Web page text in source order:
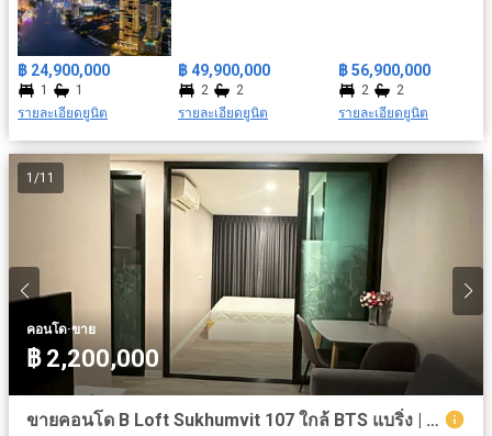
฿ 24,900,000
1
1
รายละเอียดยูนิต
฿ 49,900,000
2
2
รายละเอียดยูนิต
฿ 56,900,000
2
2
รายละเอียดยูนิต
1 /11
คอนโด·ขาย
฿ 2,200,000
ขายคอนโด B Loft Sukhumvit 107 ใกล้ BTS แบริ่ง | เฟอร์ครบ | พร้อมผู้เช่า